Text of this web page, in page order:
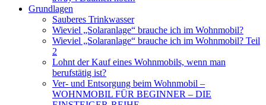
Grundlagen
Sauberes Trinkwasser
Wieviel „Solaranlage“ brauche ich im Wohnmobil?
Wieviel „Solaranlage“ brauche ich im Wohnmobil? Teil
2
Lohnt der Kauf eines Wohnmobils, wenn man
berufstätig ist?
Ver- und Entsorgung beim Wohnmobil –
WOHNMOBIL FÜR BEGINNER – DIE